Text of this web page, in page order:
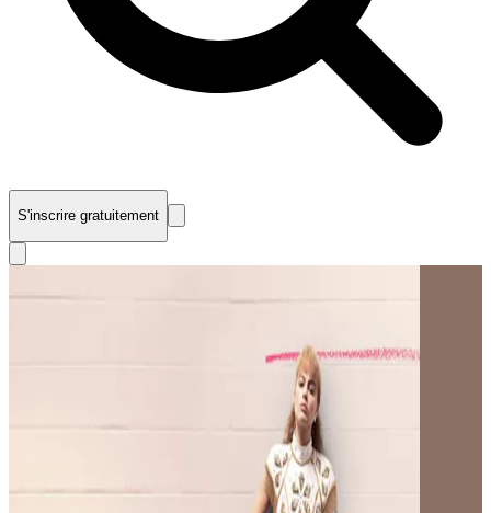
S'inscrire gratuitement